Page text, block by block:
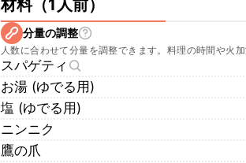
材料（1人前）
分量の調整
人数に合わせて分量を調整できます。料理の時間や火
スパゲティ
お湯 (ゆでる用)
塩 (ゆでる用)
ニンニク
鷹の爪